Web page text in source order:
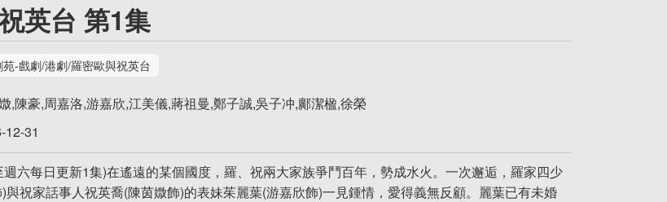
英台 第1集
苑-戲劇/港劇/羅密歐與祝英台
,陳豪,周嘉洛,游嘉欣,江美儀,蔣祖曼,鄭子誠,吳子冲,鄺潔楹,徐榮
12-31
六每日更新1集)在遙遠的某個國度，羅、祝兩大家族爭鬥百年，勢成水火。一次邂逅，羅家四少
與祝家話事人祝英喬(陳茵媺飾)的表妹茱麗葉(游嘉欣飾)一見鍾情，愛得義無反顧。麗葉已有未婚